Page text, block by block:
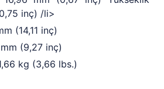
inç) /li>
(14,11 inç)
(9,27 inç)
kg (3,66 lbs.)